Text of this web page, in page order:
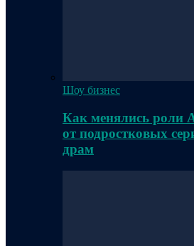
Шоу бизнес
Как менялись роли
от подростковых
драм